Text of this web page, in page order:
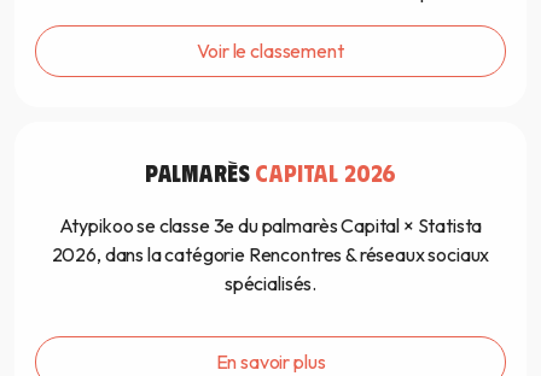
Voir le classement
PALMARÈS CAPITAL 2026
Atypikoo se classe 3e du palmarès Capital × Statista
2026, dans la catégorie Rencontres & réseaux sociaux
spécialisés.
En savoir plus